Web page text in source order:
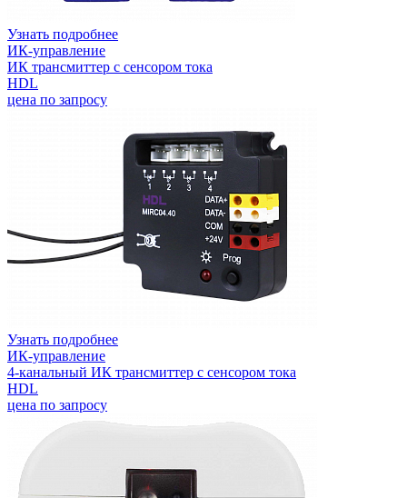
Узнать подробнее
ИК-управление
ИК трансмиттер с сенсором тока
HDL
цена по запросу
Узнать подробнее
ИК-управление
4-канальный ИК трансмиттер с сенсором тока
HDL
цена по запросу